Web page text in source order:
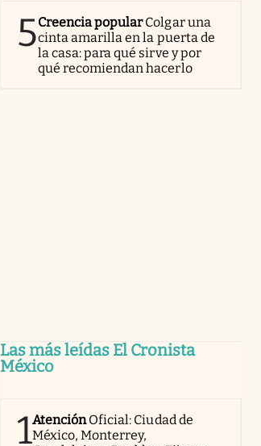
5Creencia popularColgar una
cinta amarilla en la puerta de
la casa: para qué sirve y por
qué recomiendan hacerlo
Las más leídas El Cronista
México
1AtenciónOficial: Ciudad de
México, Monterrey,